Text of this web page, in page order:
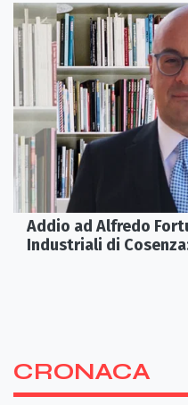
Addio ad Alfredo
Industriali di
CRONACA